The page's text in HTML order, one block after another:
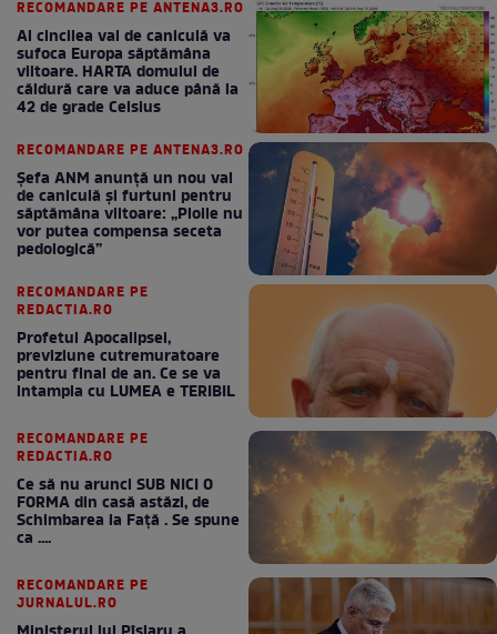
RECOMANDARE PE ANTENA3.RO
Al cincilea val de caniculă va
sufoca Europa săptămâna
viitoare. HARTA domului de
căldură care va aduce până la
42 de grade Celsius
RECOMANDARE PE ANTENA3.RO
Șefa ANM anunță un nou val
de caniculă și furtuni pentru
săptămâna viitoare: „Ploile nu
vor putea compensa seceta
pedologică”
RECOMANDARE PE
REDACTIA.RO
Profetul Apocalipsei,
previziune cutremuratoare
pentru final de an. Ce se va
intampla cu LUMEA e TERIBIL
RECOMANDARE PE
REDACTIA.RO
Ce să nu arunci SUB NICI O
FORMA din casă astăzi, de
Schimbarea la Față . Se spune
ca ....
RECOMANDARE PE
JURNALUL.RO